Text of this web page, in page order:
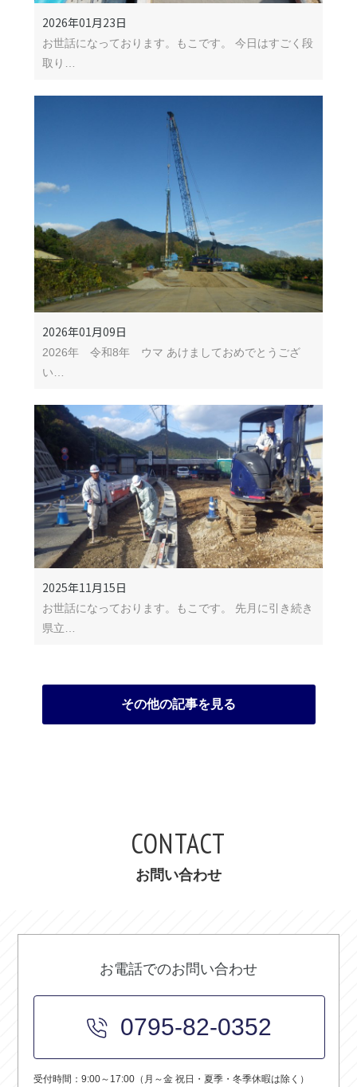
2026年01月23日
お世話になっております。もこです。 今日はすごく段
取り…
2026年01月09日
2026年 令和8年 ウマ あけましておめでとうござ
い…
2025年11月15日
お世話になっております。もこです。 先月に引き続き
県立…
その他の記事を見る
CONTACT
お問い合わせ
お電話でのお問い合わせ
0795-82-0352
受付時間：9:00～17:00（月～金 祝日・夏季・冬季休暇は除く）